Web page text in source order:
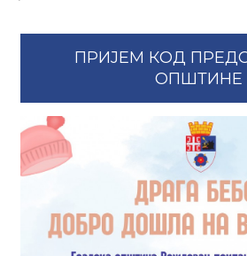
ПРИЈЕМ КОД
ОПШТИНЕ